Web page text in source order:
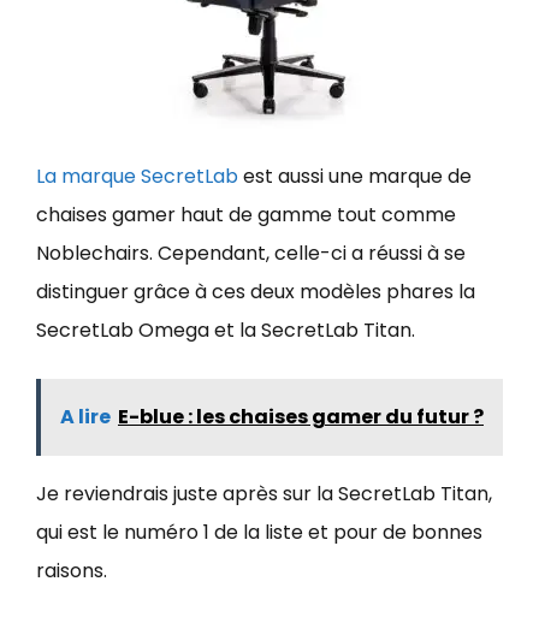
La marque SecretLabest aussi une marque de
chaises gamer haut de gamme tout comme
Noblechairs. Cependant, celle-ci a réussi à se
distinguer grâce à ces deux modèles phares la
SecretLab Omega et la SecretLab Titan.
A lire E-blue : les chaises gamer du futur ?
Je reviendrais juste après sur la SecretLab Titan,
qui est le numéro 1 de la liste et pour de bonnes
raisons.